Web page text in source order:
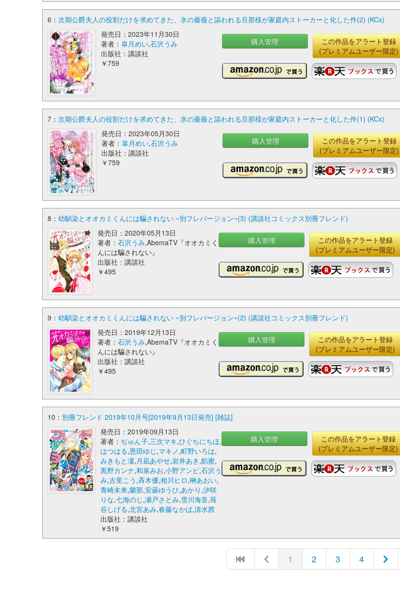
6： 次期公爵夫人の役割だけを求めてきた、氷の薔薇と謳われる旦那様が家庭内ストーカーと化した件(2) (KCx)
発売日：2023年11月30日
著者： 皐月めい,石沢うみ
出版社：講談社
￥759
購入管理
この作品をアラート登録
(プレミアムユーザー限定)
7： 次期公爵夫人の役割だけを求めてきた、氷の薔薇と謳われる旦那様が家庭内ストーカーと化した件(1) (KCx)
発売日：2023年05月30日
著者：皐月めい,石沢うみ
出版社：講談社
￥759
購入管理
この作品をアラート登録
(プレミアムユーザー限定)
8： 幼馴染とオオカミくんには騙されない ~別フレバージョン~(3) (講談社コミックス別冊フレンド)
発売日：2020年05月13日
著者：石沢うみ,AbemaTV『オオカミく
んには騙されない』
出版社：講談社
￥495
購入管理
この作品をアラート登録
(プレミアムユーザー限定)
9： 幼馴染とオオカミくんには騙されない ~別フレバージョン~(2) (講談社コミックス別冊フレンド)
発売日：2019年12月13日
著者：石沢うみ,AbemaTV『オオカミく
んには騙されない』
出版社：講談社
￥495
購入管理
この作品をアラート登録
(プレミアムユーザー限定)
10： 別冊フレンド 2019年10月号[2019年9月13日発売] [雑誌]
発売日：2019年09月13日
著者： ぢゅん子,三次マキ,ひぐちにちほ,
はつはる,恩田ゆじ,マキノ ,町野いろは,
みきもと凜,月凪あやせ,岩井あき ,餡蜜,
黒野カンナ,和泉みお,小野アンビ,石沢う
み,古里こう ,斉木優,相川ヒロ,榊あおい,
青崎未来,蘭那,安曇ゆうひ,あかり ,汐咲
りな,七海のじ,瀬戸さとみ,雪川海音,苺
谷しげる,北宮あみ,春藤なかば,清水茜
出版社：講談社
￥519
購入管理
この作品をアラート登録
(プレミアムユーザー限定)
1 2 3 4